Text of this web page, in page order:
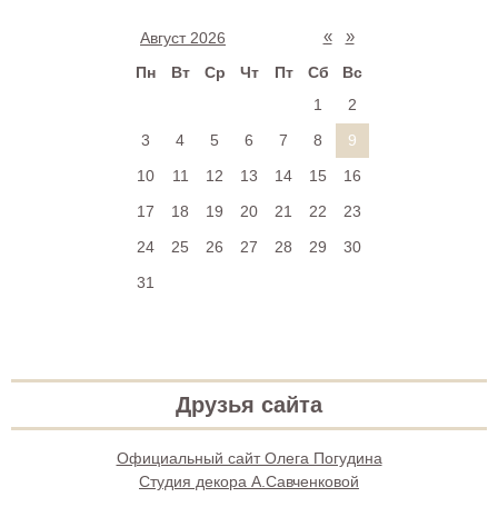
«
Август 2026 »
Пн Вт Ср Чт Пт Сб
Вс
1
2
3
4 5 6 7 8
9
10
11 12 13 14 15
16
17
18 19 20 21 22
23
24
25 26 27 28 29
30
31
Друзья сайта
Официальный сайт Олега Погудина
Студия декора А.Савченковой